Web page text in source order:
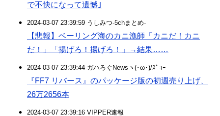
で不快になって遺憾｣
2024-03-07 23:39:59 うしみつ-5chまとめ-
【悲報】ベーリング海のカニ漁師「カニだ！カニ
だ！」「揚げろ！揚げろ！」→結果……
2024-03-07 23:39:44 ガハろぐNewsヽ(･ω･)/ｽﾞｺｰ
『FF7 リバース』のパッケージ版の初週売り上げ、
26万2656本
2024-03-07 23:39:16 VIPPER速報